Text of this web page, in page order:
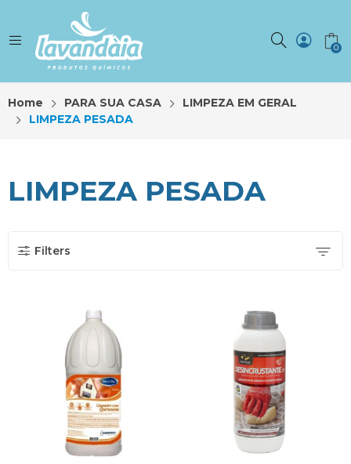
0
Home PARA SUA CASA
LIMPEZA EM GERAL
LIMPEZA PESADA
LIMPEZA PESADA
Filters